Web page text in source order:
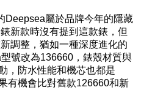
Deepsea屬於品牌今年的隱藏
新款時沒有提到這款錶，但
調整，猶如一種深度進化的
號改為136660 ，錶殼材質與
，防水性能和機芯也都是
有機會比對舊款126660和新